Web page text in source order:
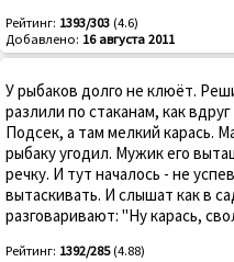
Рейтинг: 1393/303 (4.6)
Добавлено: 16 августа 2011
У рыбаков долго не клюёт.
разлили по стаканам, как
Подсек, а там мелкий карась.
рыбаку угодил. Мужик его
речку. И тут началось - не
вытаскивать. И слышат как в
разговаривают: "Ну карась,
Рейтинг: 1392/285(4.88)